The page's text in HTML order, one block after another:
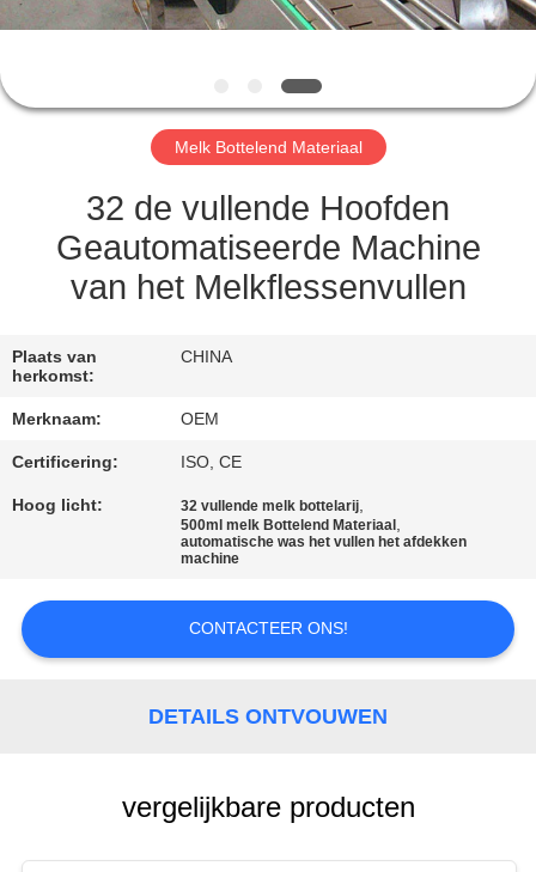
VERZOEK
CITAAT
PRIVACY
POLICY
Melk Bottelend Materiaal
32 de vullende Hoofden
Geautomatiseerde Machine
van het Melkflessenvullen
Plaats van
herkomst:
CHINA
Merknaam: OEM
Certificering: ISO, CE
Hoog licht: 32 vullende melk bottelarij,
500ml melk Bottelend Materiaal ,
automatische was het vullen het afdekken
machine
CONTACTEER ONS!
DETAILS ONTVOUWEN
vergelijkbare producten